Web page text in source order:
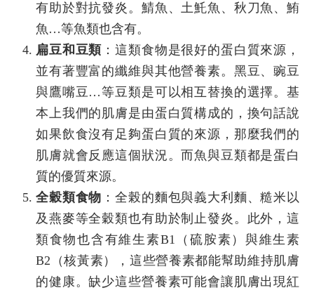
有助於對抗發炎。鯖魚、土魠魚、秋刀魚、鮪
魚…等魚類也含有。
扁豆和豆類 ：這類食物是很好的蛋白質來源，
並有著豐富的纖維與其他營養素。黑豆、豌豆
與鷹嘴豆…等豆類是可以相互替換的選擇。基
本上我們的肌膚是由蛋白質構成的，換句話說
如果飲食沒有足夠蛋白質的來源，那麼我們的
肌膚就會反應這個狀況。而魚與豆類都是蛋白
質的優質來源。
全穀類食物 ：全榖的麵包與義大利麵、糙米以
及燕麥等全穀類也有助於制止發炎。此外，這
類食物也含有維生素B1（硫胺素）與維生素
B2（核黃素），這些營養素都能幫助維持肌膚
的健康。缺少這些營養素可能會讓肌膚出現紅